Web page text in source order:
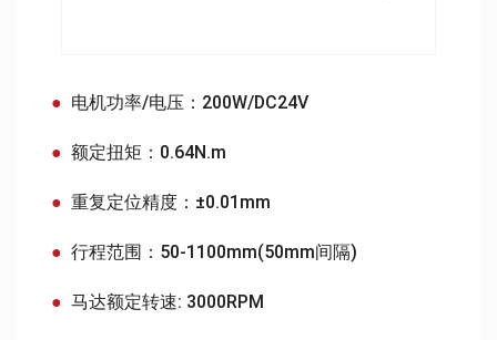
电机功率/电压：200W/DC24V
额定扭矩：0.64N.m
重复定位精度：±0.01mm
行程范围：50-1100mm(50mm间隔)
马达额定转速: 3000RPM